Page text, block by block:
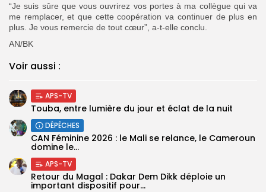
“Je suis sûre que vous ouvrirez vos portes à ma collègue qui va
me remplacer, et que cette coopération va continuer de plus en
plus. Je vous remercie de tout cœur”, a-t-elle conclu.
AN/BK
Voir aussi :
APS-TV
Touba, entre lumière du jour et éclat de la nuit
DÉPÊCHES
‎CAN Féminine 2026 : le Mali se relance, le Cameroun
domine le...
APS-TV
Retour du Magal : Dakar Dem Dikk déploie un
important dispositif pour...